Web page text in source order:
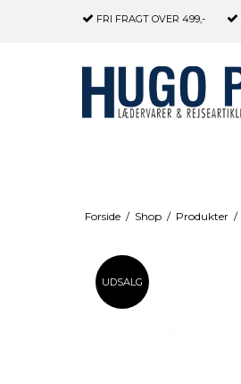
FRI FRAGT OVER 499,-
Forside / Shop / Produkter /
UDSALG